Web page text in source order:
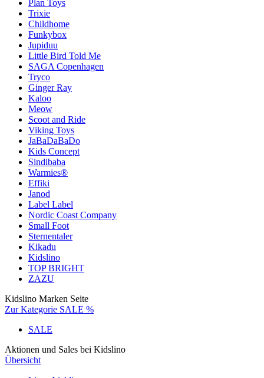
Plan Toys
Trixie
Childhome
Funkybox
Jupiduu
Little Bird Told Me
SAGA Copenhagen
Tryco
Ginger Ray
Kaloo
Meow
Scoot and Ride
Viking Toys
JaBaDaBaDo
Kids Concept
Sindibaba
Warmies®
Effiki
Janod
Label Label
Nordic Coast Company
Small Foot
Sternentaler
Kikadu
Kidslino
TOP BRIGHT
ZAZU
Kidslino Marken Seite
Zur Kategorie SALE %
SALE
Aktionen und Sales bei Kidslino
Übersicht